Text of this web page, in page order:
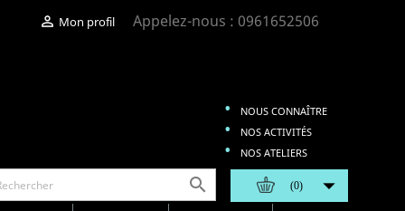
 Mon profil Appelez-nous : 0961652506
NOUS CONNAÎTRE
NOS ACTIVITÉS
NOS ATELIERS
 (0) 